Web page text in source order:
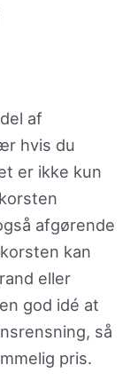
af
hvis du
er ikke kun
afgørende
kan
eller
god idé at
så
pris.